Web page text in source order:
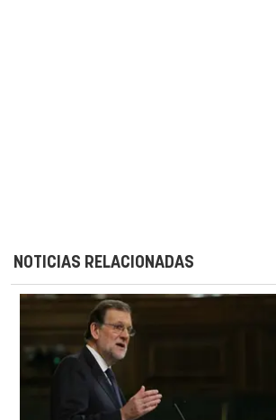
NOTICIAS RELACIONADAS